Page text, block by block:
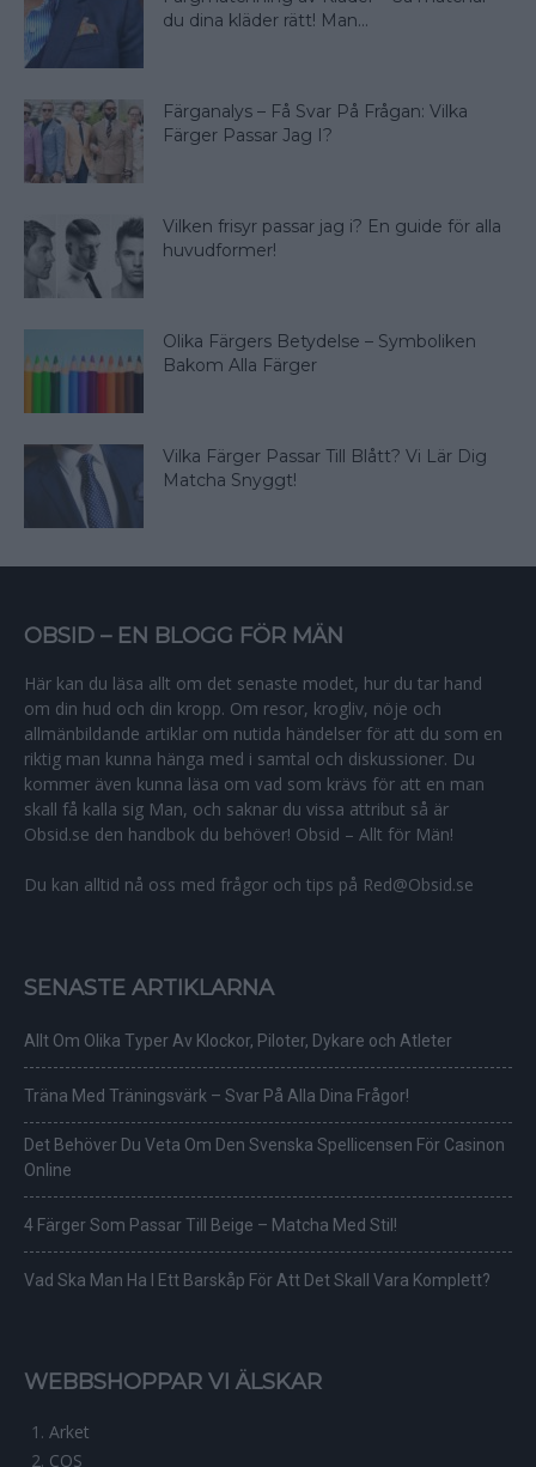
du dina kläder rätt! Man...
Färganalys – Få Svar På Frågan: Vilka
Färger Passar Jag I?
Vilken frisyr passar jag i? En guide för alla
huvudformer!
Olika Färgers Betydelse – Symboliken
Bakom Alla Färger
Vilka Färger Passar Till Blått? Vi Lär Dig
Matcha Snyggt!
OBSID – EN BLOGG FÖR MÄN
Här kan du läsa allt om det senaste modet, hur du tar hand
om din hud och din kropp. Om resor, krogliv, nöje och
allmänbildande artiklar om nutida händelser för att du som en
riktig man kunna hänga med i samtal och diskussioner. Du
kommer även kunna läsa om vad som krävs för att en man
skall få kalla sig Man, och saknar du vissa attribut så är
Obsid.se den handbok du behöver! Obsid – Allt för Män!
Du kan alltid nå oss med frågor och tips på Red@Obsid.se
SENASTE ARTIKLARNA
Allt Om Olika Typer Av Klockor, Piloter, Dykare och Atleter
Träna Med Träningsvärk – Svar På Alla Dina Frågor!
Det Behöver Du Veta Om Den Svenska Spellicensen För Casinon
Online
4 Färger Som Passar Till Beige – Matcha Med Stil!
Vad Ska Man Ha I Ett Barskåp För Att Det Skall Vara Komplett?
WEBBSHOPPAR VI ÄLSKAR
Arket
COS